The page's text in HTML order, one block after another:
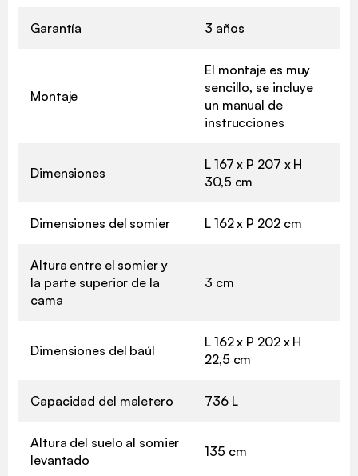
Garantía 3 años
Montaje
El montaje es muy
sencillo, se incluye
un manual de
instrucciones
Dimensiones
L 167 x P 207 x H
30,5 cm
Dimensiones del somier L 162 x P 202 cm
Altura entre el somier y
la parte superior de la
cama
3 cm
Dimensiones del baúl
L 162 x P 202 x H
22,5 cm
Capacidad del maletero 736 L
Altura del suelo al somier
levantado
135 cm